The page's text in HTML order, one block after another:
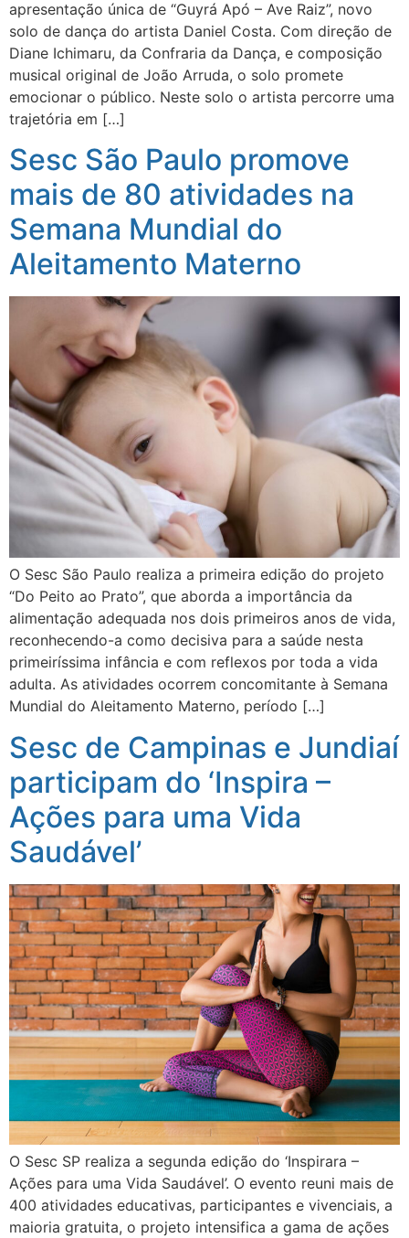
apresentação única de “Guyrá Apó – Ave Raiz”, novo
solo de dança do artista Daniel Costa. Com direção de
Diane Ichimaru, da Confraria da Dança, e composição
musical original de João Arruda, o solo promete
emocionar o público. Neste solo o artista percorre uma
trajetória em […]
Sesc São Paulo promove
mais de 80 atividades na
Semana Mundial do
Aleitamento Materno
O Sesc São Paulo realiza a primeira edição do projeto
“Do Peito ao Prato”, que aborda a importância da
alimentação adequada nos dois primeiros anos de vida,
reconhecendo-a como decisiva para a saúde nesta
primeiríssima infância e com reflexos por toda a vida
adulta. As atividades ocorrem concomitante à Semana
Mundial do Aleitamento Materno, período […]
Sesc de Campinas e Jundiaí
participam do ‘Inspira –
Ações para uma Vida
Saudável’
O Sesc SP realiza a segunda edição do ‘Inspirara –
Ações para uma Vida Saudável’. O evento reuni mais de
400 atividades educativas, participantes e vivenciais, a
maioria gratuita, o projeto intensifica a gama de ações